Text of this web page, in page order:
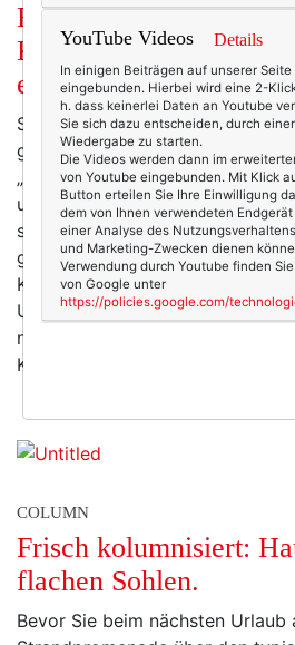
Beige Birkenstocks
Korrektheit. Oder: Wie
erlaubt?
Selbstverständlich bemühe ich
gendere, so gut ich kann, sage
„Mitarbeiter“. „Flüchtlinge“ sind
und „Schwarze“ heißen bei mir
so: Schwarze. Im Restaurant
genug!) Balkan- statt Zigeuner-
Kindergeburtstagen wurden
Und wehe ein Kind sagte das N-
nicht! Nur „Pippi Langstrumpf“
Kindern im Original meiner
COLUMN
Frisch kolumnisiert:
flachen Sohlen.
Bevor Sie beim nächsten Urlaub
YouTube Videos Details
In einigen Beiträgen auf unserer Seite
eingebunden. Hierbei wird eine 2-
h. dass keinerlei Daten an Youtube
Sie sich dazu entscheiden, durch
Wiedergabe zu starten.
Die Videos werden dann im
von Youtube eingebunden. Mit Klick
Button erteilen Sie Ihre Einwilligung
dem von Ihnen verwendeten
einer Analyse des
und Marketing-Zwecken dienen
Verwendung durch Youtube finden
von Google unter
https://policies.google.com/